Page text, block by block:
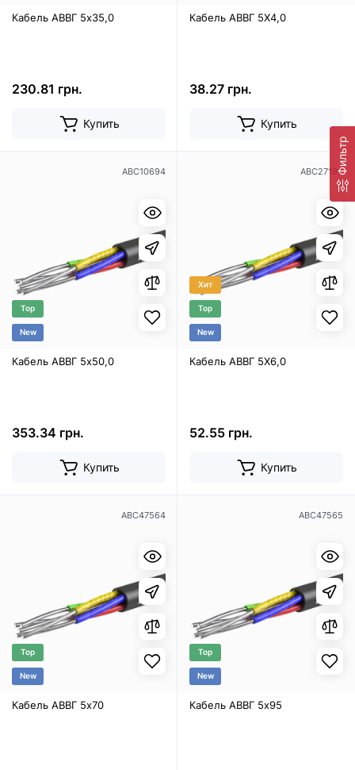
Фильтр
Кабель АВВГ 5х35,0
230.81 грн.
Купить
Кабель АВВГ 5Х4,0
38.27 грн.
Купить
ABC10694
Top
New
Кабель АВВГ 5х50,0
353.34 грн.
Купить
ABC27192
Хит
Top
New
Кабель АВВГ 5Х6,0
52.55 грн.
Купить
ABC47564
Top
New
Кабель АВВГ 5х70
ABC47565
Top
New
Кабель АВВГ 5х95